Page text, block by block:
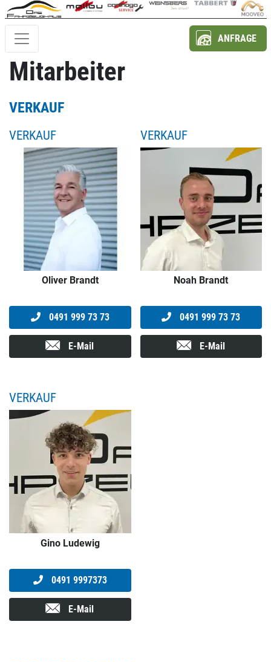
ANFRAGE
Mitarbeiter
VERKAUF
VERKAUF
Oliver Brandt
0491 999 73 73
E-Mail
VERKAUF
Noah Brandt
0491 999 73 73
E-Mail
VERKAUF
Gino Ludewig
0491 9997373
E-Mail